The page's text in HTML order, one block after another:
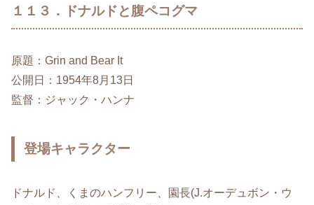
１１３．ドナルドと腹ペコグマ
原題：Grin and Bear It
公開日：1954年8月13日
監督：ジャック・ハンナ
登場キャラクター
ドナルド、くまのハンフリー、園長(J.オーデュボン・ウ